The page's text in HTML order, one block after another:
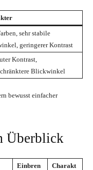
sehr stabile
geringerer Kontrast
Kontrast,
Blickwinkel
bewusst einfacher
Überblick
Einbren
Charakt